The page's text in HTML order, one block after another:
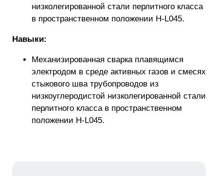
низколегированной стали перлитного класса
в пространственном положении Н-L045.
Навыки:
Механизированная сварка плавящимся
электродом в среде активных газов и смесях
стыкового шва трубопроводов из
низкоуглеродистой низколегированной стали
перлитного класса в пространственном
положении Н-L045.